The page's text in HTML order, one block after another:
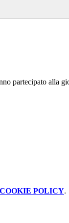
partecipato alla
COOKIE POLICY.